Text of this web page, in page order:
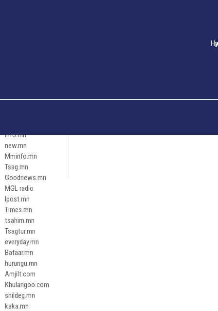
Эрх зүй
info.mn
new.mn
Mminfo.mn
Tsag.mn
Goodnews.mn
MGL radio
Ipost.mn
Times.mn
tsahim.mn
Tsagtur.mn
everyday.mn
Bataar.mn
hurungu.mn
Amjilt.com
Khulangoo.com
shildeg.mn
kaka.mn